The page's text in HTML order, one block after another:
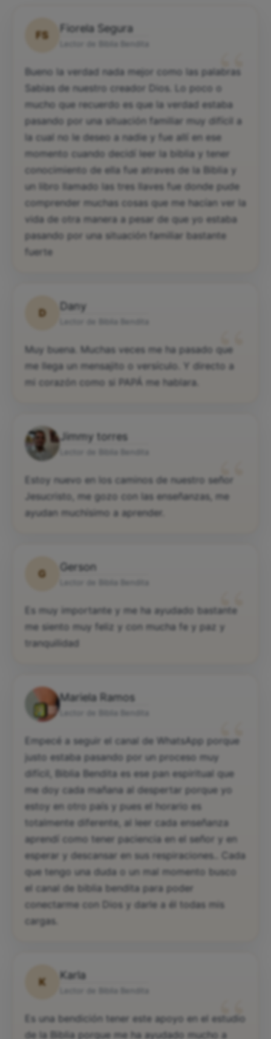
FS
Fiorela Segura
“
Bueno la verdad nada mejor como las palabras
Sabias de nuestro creador Dios. Lo poco o
mucho que recuerdo es que la verdad estaba
pasando por una situación familiar muy difícil a
la cual no le deseo a nadie y fue allí en ese
momento cuando decidí leer la biblia y tener
conocimiento de ella fue atraves de la Biblia y
un libro llamado las tres llaves fue donde pude
comprender muchas cosas que me hacían ver la
vida de otra manera a pesar de que yo estaba
pasando por una situación familiar bastante
fuerte
D
Dany
“
Muy buena. Muchas veces me ha pasado que
me llega un mensajito o versículo. Y directo a
mi corazón como si PAPÁ me hablara.
Jimmy torres
“
Estoy nuevo en los caminos de nuestro señor
Jesucristo, me gozo con las enseñanzas, me
ayudan muchísimo a aprender.
G
Gerson
“
Es muy importante y me ha ayudado bastante
me siento muy feliz y con mucha fe y paz y
tranquilidad
Mariela Ramos
“
Empecé a seguir el canal de WhatsApp porque
justo estaba pasando por un proceso muy
difícil, Biblia Bendita es ese pan espiritual que
me doy cada mañana al despertar porque yo
estoy en otro país y pues el horario es
totalmente diferente, al leer cada enseñanza
aprendí como tener paciencia en el señor y en
esperar y descansar en sus respiraciones.. Cada
que tengo una duda o un mal momento busco
el canal de biblia bendita para poder
conectarme con Dios y darle a él todas mis
cargas.
K
Karla
“
Es una bendición tener este apoyo en el estudio
de la Biblia porque me ha ayudado mucho a